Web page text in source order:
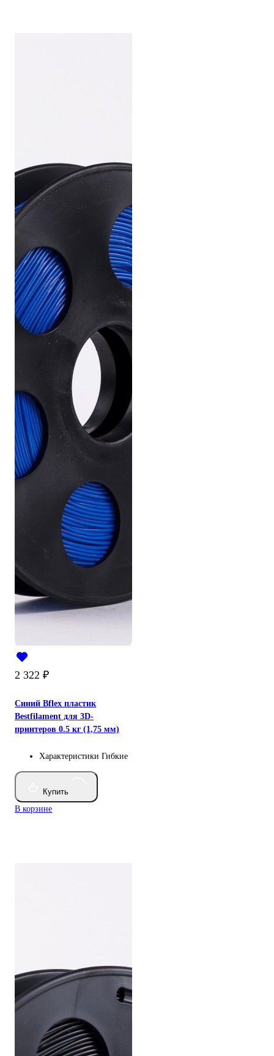
2 322 ₽
Синий Bflex пластик
Bestfilament для 3D-
принтеров 0.5 кг (1,75 мм)
Характеристики Гибкие
Купить
В корзине